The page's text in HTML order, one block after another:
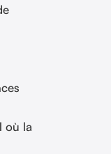
où la